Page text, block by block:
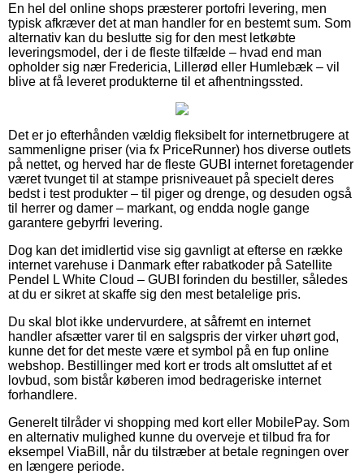
En hel del online shops præsterer portofri levering, men
typisk afkræver det at man handler for en bestemt sum. Som
alternativ kan du beslutte sig for den mest letkøbte
leveringsmodel, der i de fleste tilfælde – hvad end man
opholder sig nær Fredericia, Lillerød eller Humlebæk – vil
blive at få leveret produkterne til et afhentningssted.
Det er jo efterhånden vældig fleksibelt for internetbrugere at
sammenligne priser (via fx PriceRunner) hos diverse outlets
på nettet, og herved har de fleste GUBI internet foretagender
været tvunget til at stampe prisniveauet på specielt deres
bedst i test produkter – til piger og drenge, og desuden også
til herrer og damer – markant, og endda nogle gange
garantere gebyrfri levering.
Dog kan det imidlertid vise sig gavnligt at efterse en række
internet varehuse i Danmark efter rabatkoder på Satellite
Pendel L White Cloud – GUBI forinden du bestiller, således
at du er sikret at skaffe sig den mest betalelige pris.
Du skal blot ikke undervurdere, at såfremt en internet
handler afsætter varer til en salgspris der virker uhørt god,
kunne det for det meste være et symbol på en fup online
webshop. Bestillinger med kort er trods alt omsluttet af et
lovbud, som bistår køberen imod bedrageriske internet
forhandlere.
Generelt tilråder vi shopping med kort eller MobilePay. Som
en alternativ mulighed kunne du overveje et tilbud fra for
eksempel ViaBill, når du tilstræber at betale regningen over
en længere periode.